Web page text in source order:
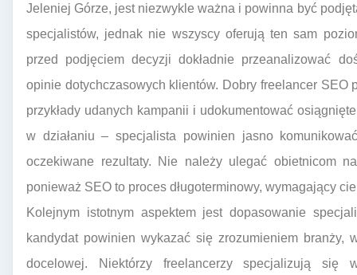
Jeleniej Górze, jest niezwykle ważna i powinna być
specjalistów, jednak nie wszyscy oferują ten sam
przed podjęciem decyzji dokładnie przeanalizować
opinie dotychczasowych klientów. Dobry freelancer
przykłady udanych kampanii i udokumentować
w działaniu – specjalista powinien jasno
oczekiwane rezultaty. Nie należy ulegać obietnicom
ponieważ SEO to proces długoterminowy, wymagający
Kolejnym istotnym aspektem jest dopasowanie
kandydat powinien wykazać się zrozumieniem branży,
docelowej. Niektórzy freelancerzy specjalizują